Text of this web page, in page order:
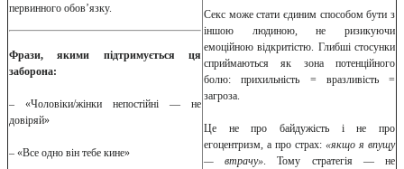
первинного обов’язку.
Фрази, якими підтримується ця
заборона:
– «Чоловіки/жінки непостійні — не
довіряй»
– «Все одно він тебе кине»
Секс може стати єдиним способом бути з
іншою людиною, не ризикуючи
емоційною відкритістю. Глибші стосунки
сприймаються як зона потенційного
болю: прихильність = вразливість =
загроза.
Це не про байдужість і не про
егоцентризм, а про страх: «якщо я впущу
— втрачу». Тому стратегія — не